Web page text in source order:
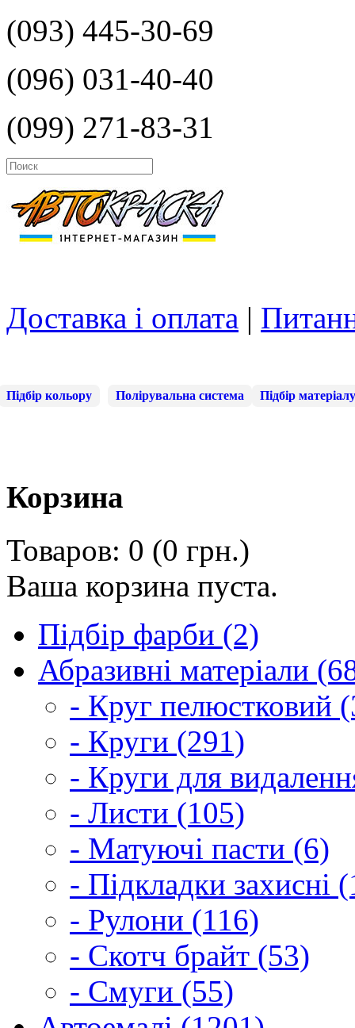
(093) 445-30-69
(096) 031-40-40
(099) 271-83-31
Доставка і оплата |
Підбір кольору Полірувальна система Підбір матеріалу
Корзина
Товаров: 0 (0 грн.)
Ваша корзина пуста.
Підбір фарби (2)
Абразивні матеріали
- Круг пелюстковий
- Круги (291)
- Круги для
- Листи (105)
- Матуючі пасти (6)
- Підкладки захисні
- Рулони (116)
- Скотч брайт (53)
- Смуги (55)